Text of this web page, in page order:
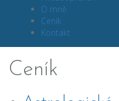
O mně
Ceník
Kontakt
Ceník